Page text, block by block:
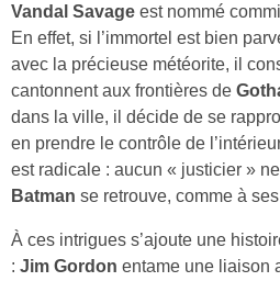
Vandal Savage est nommé
En effet, si l’immortel est bien
avec la précieuse météorite, il
cantonnent aux frontières de
dans la ville, il décide de se
en prendre le contrôle de
est radicale : aucun « justicier »
Batman se retrouve, comme à
À ces intrigues s’ajoute une
: Jim Gordon entame une liaison